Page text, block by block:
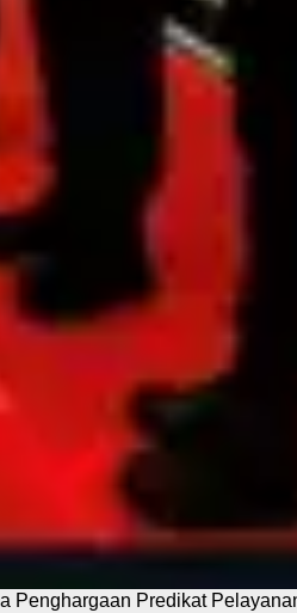
Penghargaan Predikat